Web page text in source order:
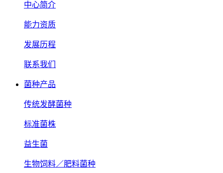
中心简介
能力资质
发展历程
联系我们
菌种产品
传统发酵菌种
标准菌株
益生菌
生物饲料／肥料菌种